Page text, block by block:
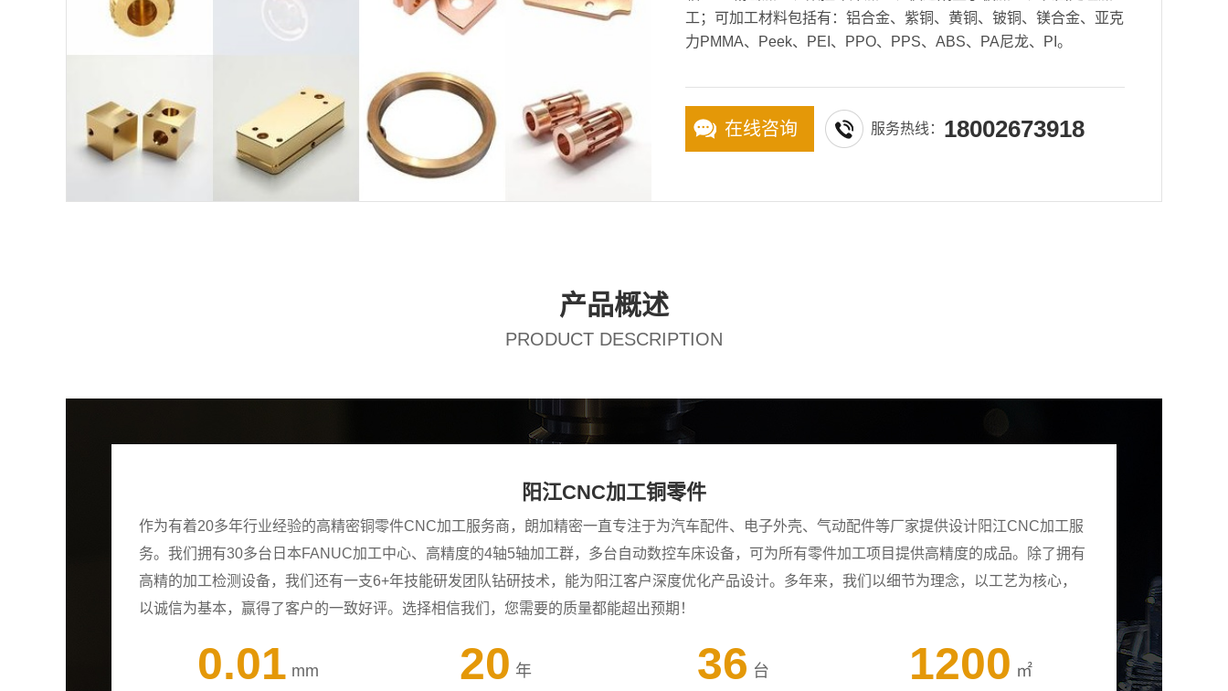
工；可加工材料包括有：铝合金、紫铜、黄铜、铍铜、镁合金、亚克
力PMMA、Peek、PEI、PPO、PPS、ABS、PA尼龙、PI。
在线咨询 服务热线： 18002673918
产品概述
PRODUCT DESCRIPTION
阳江CNC加工铜零件
作为有着20多年行业经验的高精密铜零件CNC加工服务商，朗加精密一直专注于为汽车配件、电子外壳、气动配件等厂家提供设计阳江CNC加工服
务。我们拥有30多台日本FANUC加工中心、高精度的4轴5轴加工群，多台自动数控车床设备，可为所有零件加工项目提供高精度的成品。除了拥有
高精的加工检测设备，我们还有一支6+年技能研发团队钻研技术，能为阳江客户深度优化产品设计。多年来，我们以细节为理念，以工艺为核心，
以诚信为基本，赢得了客户的一致好评。选择相信我们，您需要的质量都能超出预期！
0.01 mm 20 年 36 台 1200 ㎡